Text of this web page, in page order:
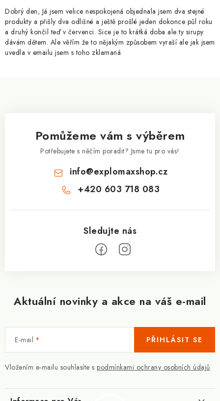
Podmínky ochrany osobních údajů
Doprava a platba
Slevový systém
Vše o nákupu
Dobrý den, Já jsem velice nespokojená objednala jsem dva stejné
produkty a přišly dva odlišné a ještě prošlé jeden dokonce půl roku
a druhý končil teď v červenci. Sice je to krátká doba ale ty sirupy
dávám dětem. Ale věřím že to nějakým způsobem vyraší ale jak jsem
uvedla v emailu jsem s toho zklamaná
Aktuální novinky a akce na váš e-mail
E-mail
Vložením e-mailu souhlasíte s podmínkami ochrany osobních údajů
PŘIHLÁSIT SE
Pomůžeme vám s výběrem
Potřebujete s něčím poradit? Jsme tu pro vás!
info@explomaxshop.cz
+420 603 718 083